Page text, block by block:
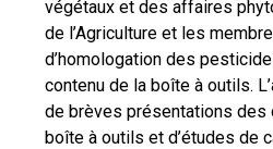
végétaux et des affaires
de l’Agriculture et les
d’homologation des
contenu de la boîte à outils.
de brèves présentations
boîte à outils et d’études de